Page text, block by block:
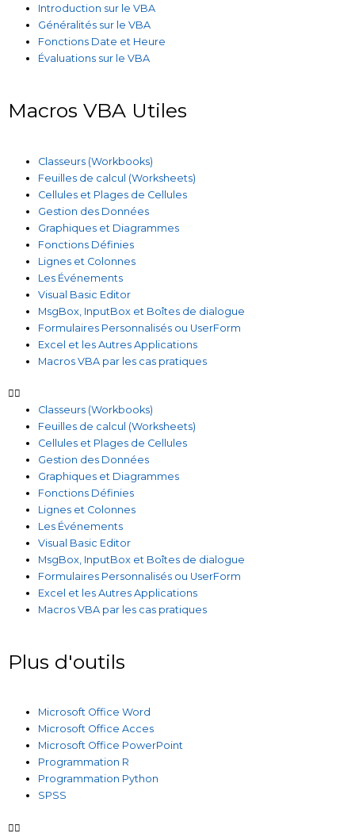
Introduction sur le VBA
Généralités sur le VBA
Fonctions Date et Heure
Évaluations sur le VBA
Macros VBA Utiles
Classeurs (Workbooks)
Feuilles de calcul (Worksheets)
Cellules et Plages de Cellules
Gestion des Données
Graphiques et Diagrammes
Fonctions Définies
Lignes et Colonnes
Les Événements
Visual Basic Editor
MsgBox, InputBox et Boîtes de dialogue
Formulaires Personnalisés ou UserForm
Excel et les Autres Applications
Macros VBA par les cas pratiques
Classeurs (Workbooks)
Feuilles de calcul (Worksheets)
Cellules et Plages de Cellules
Gestion des Données
Graphiques et Diagrammes
Fonctions Définies
Lignes et Colonnes
Les Événements
Visual Basic Editor
MsgBox, InputBox et Boîtes de dialogue
Formulaires Personnalisés ou UserForm
Excel et les Autres Applications
Macros VBA par les cas pratiques
Plus d'outils
Microsoft Office Word
Microsoft Office Acces
Microsoft Office PowerPoint
Programmation R
Programmation Python
SPSS